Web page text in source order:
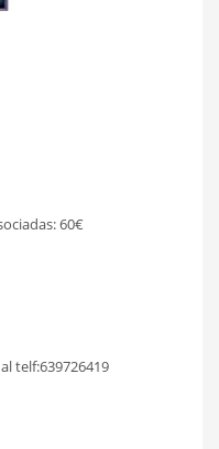
60€
telf:639726419